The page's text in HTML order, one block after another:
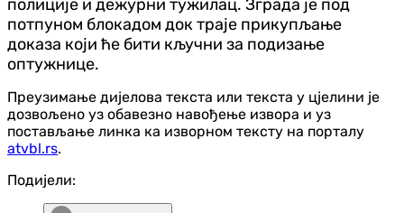
полиције и дежурни тужилац. Зграда је под
потпуном блокадом док траје прикупљање
доказа који ће бити кључни за подизање
оптужнице.
Преузимање дијелова текста или текста у цјелини је
дозвољено уз обавезно навођење извора и уз
постављање линка ка изворном тексту на порталу
atvbl.rs.
Подијели: